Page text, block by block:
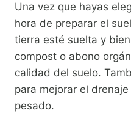
Una vez que hayas
hora de preparar el
tierra esté suelta y
compost o abono
calidad del suelo.
para mejorar el
pesado.